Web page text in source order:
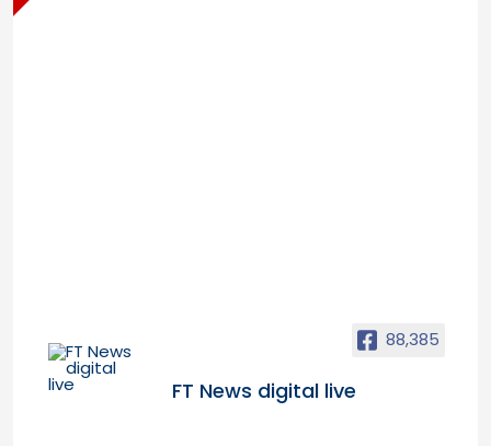
88,385
FT News digital live